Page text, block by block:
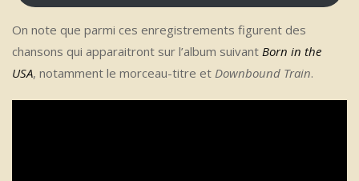
On note que parmi ces enregistrements figurent des
chansons qui apparaitront sur l’album suivant Born in the
USA, notamment le morceau-titre et Downbound Train.